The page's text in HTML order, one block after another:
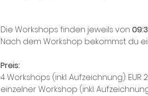
Die Workshops finden jeweils von
Nach dem Workshop bekommst du
Preis:
4 Workshops (inkl. Aufzeichnung): EUR
einzelner Workshop (inkl.